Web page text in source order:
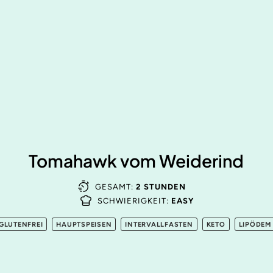
Tomahawk vom Weiderind
GESAMT:2 STUNDEN
SCHWIERIGKEIT: EASY
HAUPTSPEISEN INTERVALLFASTEN KETO LIPÖDEM